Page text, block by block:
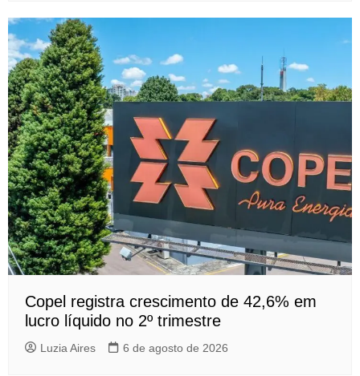
Copel registra crescimento de 42,6% em
lucro líquido no 2º trimestre
Luzia Aires 6 de agosto de 2026